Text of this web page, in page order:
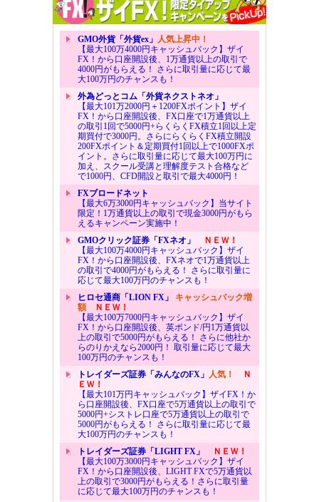
GMO外貨「外貨ex」 人気上昇中！
【最大100万4000円キャッシュバック】ザイ
FX！から口座開設後、1万通貨以上の取引で
4000円がもらえる！ さらに取引量に応じて最
大100万円のチャンスも！
外為どっとコム「外貨ネクストネオ」
【最大101万2000円＋1200FXポイント】ザイ
FX！から口座開設後、FX口座で1万通貨以上
の取引1回で5000円+らくらくFX積立1回以上定
期買付で3000円。さらにらくらくFX積立開設
200FXポイント＆定期買付1回以上で1000FXポ
イント。さらに取引量に応じて最大100万円に
加え、スクール受講と理解度テスト合格など
で1000円、CFD開設と取引で最大4000円！
FXブロードネット
【最大6万3000円キャッシュバック】当サイト
限定！1万通貨以上の取引で現金3000円がもら
えるキャンペーン実施中！
GMOクリック証券「FXネオ」
ＮＥＷ！
【最大100万4000円キャッシュバック】ザイ
FX！から口座開設後、FXネオで1万通貨以上
の取引で4000円がもらえる！ さらに取引量に
応じて最大100万円のチャンスも！
ヒロセ通商「LION FX」 キャッシュバック増
額ＮＥＷ！
【最大100万7000円キャッシュバック】ザイ
FX！から口座開設後、英ポンド/円1万通貨以
上の取引で5000円がもらえる！ さらに他社か
らのりかえなら2000円！ 取引量に応じて最大
100万円のチャンスも！
トレイダーズ証券「みんなのFX」 人気！
Ｎ
ＥＷ！
【最大101万円キャッシュバック】ザイFX！か
ら口座開設後、FX口座で5万通貨以上の取引で
5000円+シストレ口座で5万通貨以上の取引で
5000円がもらえる！ さらに取引量に応じて最
大100万円のチャンスも！
トレイダーズ証券「LIGHT FX」
ＮＥＷ！
【最大100万3000円キャッシュバック】ザイ
FX！から口座開設後、LIGHT FXで5万通貨以
上の取引で3000円がもらえる！さらに取引量
に応じて最大100万円のチャンスも！